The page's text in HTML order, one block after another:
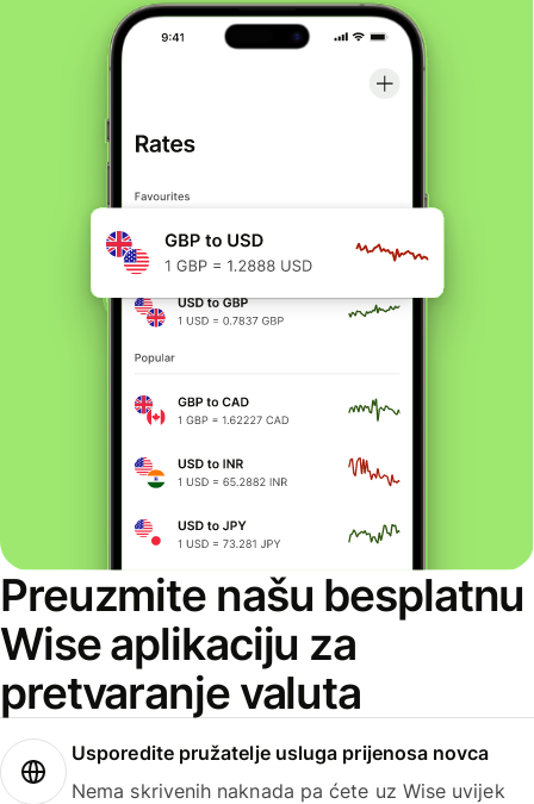
Preuzmite našu besplatnu
Wise aplikaciju za
pretvaranje valuta
Usporedite pružatelje usluga prijenosa novca
Nema skrivenih naknada pa ćete uz Wise uvijek